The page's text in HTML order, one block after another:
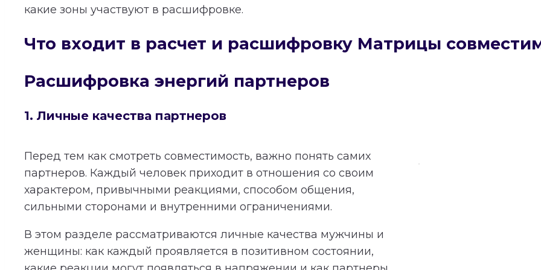
какие зоны участвуют в расшифровке.
Что входит в расчет и расшифровку Матрицы
Расшифровка энергий партнеров
1. Личные качества партнеров
Перед тем как смотреть совместимость, важно понять самих
партнеров. Каждый человек приходит в отношения со своим
характером, привычными реакциями, способом общения,
сильными сторонами и внутренними ограничениями.
В этом разделе рассматриваются личные качества мужчины и
женщины: как каждый проявляется в позитивном состоянии,